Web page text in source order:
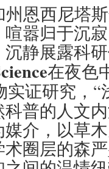
恩西尼塔
嚣归于沉
静展露科
在夜色
实证研究， “
普的人文
介，以草
圈层的森